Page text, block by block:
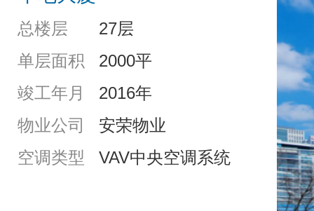
总楼层
27层
单层面积
2000平
竣工年月
2016年
物业公司
安荣物业
空调类型
VAV中央空调系统